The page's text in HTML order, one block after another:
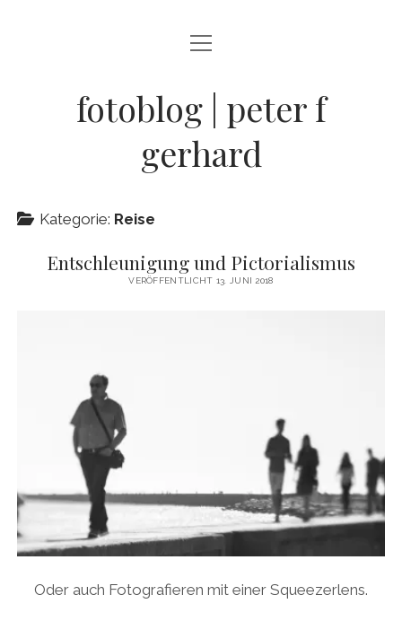
BLOG
JAZZ LIVE !
ZEN MOMENTE
INFO Menü
öffnen
Menü
öffnen
fotoblog | peter f
gerhard
Kategorie: Reise
Entschleunigung und Pictorialismus
VERÖFFENTLICHT 13. JUNI 2018
Oder auch Fotografieren mit einer Squeezerlens.